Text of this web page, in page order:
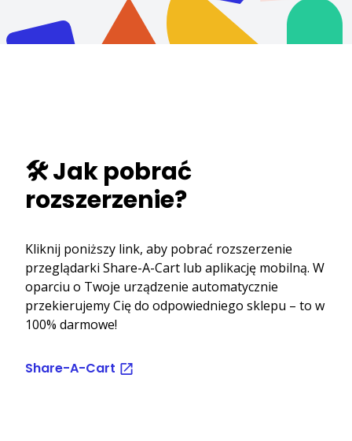
🛠️ Jak pobrać
rozszerzenie?
Kliknij poniższy link, aby pobrać rozszerzenie
przeglądarki Share-A-Cart lub aplikację mobilną. W
oparciu o Twoje urządzenie automatycznie
przekierujemy Cię do odpowiedniego sklepu – to w
100% darmowe!
Share-A-Cart